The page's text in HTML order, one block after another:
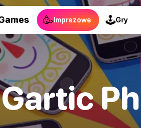
🥳Imprezowe 🕹Gry
Gartic